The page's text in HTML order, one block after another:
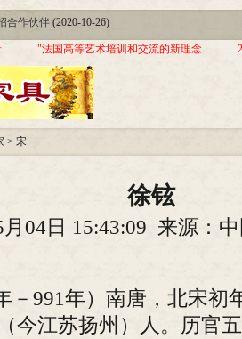
递—中国当代实力派书画家作品交流展暨三年帮助100位贫困儿童行动
合作伙伴 (2020-10-26)
藏频道服务咨询热线(2020-06-26)
传递—中国当代实力派书画家作品交流展暨三年帮助100位贫困儿童行动
"法国高等艺术培训和交流的新理念
> 宋
徐铉
月04日 15:43:09 来源：
－991年）南唐，北宋初
今江苏扬州）人。历官